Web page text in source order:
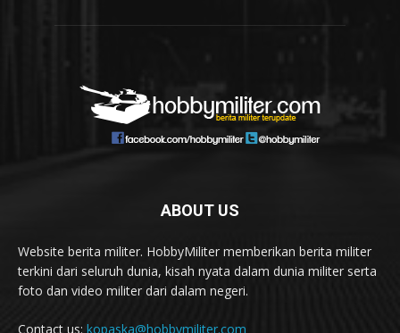
ABOUT US
Website berita militer. HobbyMiliter memberikan berita militer
terkini dari seluruh dunia, kisah nyata dalam dunia militer serta
foto dan video militer dari dalam negeri.
Contact us: kopaska@hobbymiliter.com